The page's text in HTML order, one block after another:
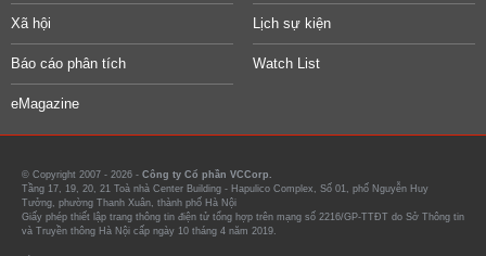
Xã hội Lịch sự kiện
Báo cáo phân tích Watch List
eMagazine
© Copyright 2007 - 2026 - Công ty Cổ phần VCCorp.
Tầng 17, 19, 20, 21 Toà nhà Center Building - Hapulico Complex, Số 01, phố Nguyễn Huy
Tưởng, phường Thanh Xuân, thành phố Hà Nội
Giấy phép thiết lập trang thông tin điện tử tổng hợp trên mạng số 2216/GP-TTĐT do Sở Thông tin
và Truyền thông Hà Nội cấp ngày 10 tháng 4 năm 2019.